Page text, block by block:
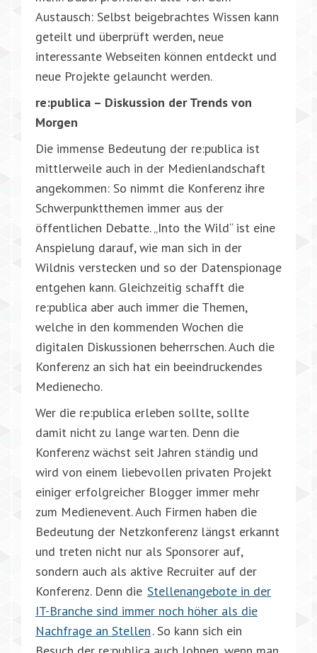
Austausch: Selbst beigebrachtes Wissen kann
geteilt und überprüft werden, neue
interessante Webseiten können entdeckt und
neue Projekte gelauncht werden.
re:publica – Diskussion der Trends von
Morgen
Die immense Bedeutung der re:publica ist
mittlerweile auch in der Medienlandschaft
angekommen: So nimmt die Konferenz ihre
Schwerpunktthemen immer aus der
öffentlichen Debatte. „Into the Wild“ ist eine
Anspielung darauf, wie man sich in der
Wildnis verstecken und so der Datenspionage
entgehen kann. Gleichzeitig schafft die
re:publica aber auch immer die Themen,
welche in den kommenden Wochen die
digitalen Diskussionen beherrschen. Auch die
Konferenz an sich hat ein beeindruckendes
Medienecho.
Wer die re:publica erleben sollte, sollte
damit nicht zu lange warten. Denn die
Konferenz wächst seit Jahren ständig und
wird von einem liebevollen privaten Projekt
einiger erfolgreicher Blogger immer mehr
zum Medienevent. Auch Firmen haben die
Bedeutung der Netzkonferenz längst erkannt
und treten nicht nur als Sponsorer auf,
sondern auch als aktive Recruiter auf der
Konferenz. Denn die Stellenangebote in der
IT-Branche sind immer noch höher als die
Nachfrage an Stellen. So kann sich ein